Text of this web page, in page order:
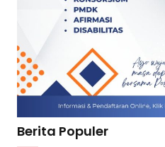
Berita Populer